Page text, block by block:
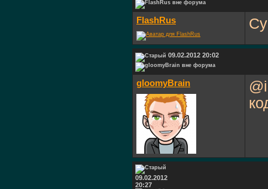
FlashRus
09.02.2012 20:02
gloomyBrain
09.02.2012
20:27